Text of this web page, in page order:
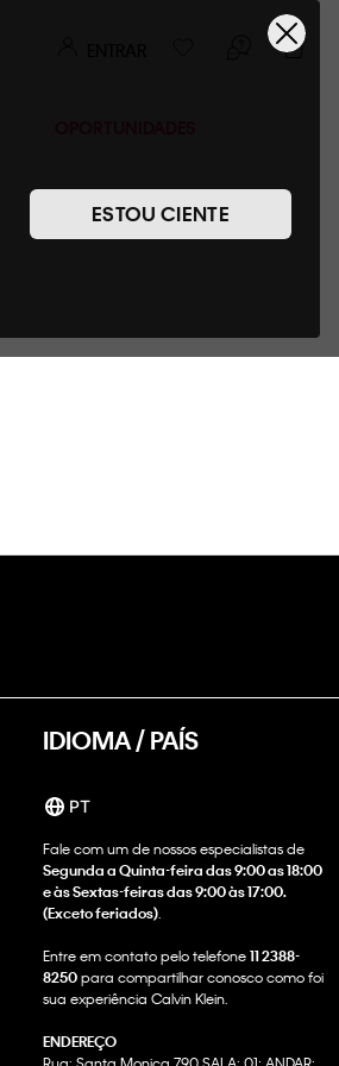
ESTOU CIENTE
IDIOMA / PAÍS
PT
Fale com um de nossos especialistas de
Segunda a Quinta-feira das 9:00 as 18:00
e às Sextas-feiras das 9:00 às 17:00.
(Exceto feriados)
Entre em contato pelo telefone11 2388-
8250para compartilhar conosco como foi
sua experiência Calvin Klein.
ENDEREÇO